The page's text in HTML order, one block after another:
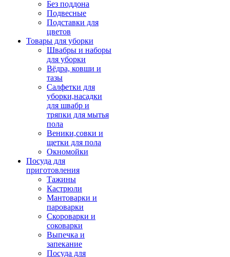
Без поддона
Подвесные
Подставки для
цветов
Товары для уборки
Швабры и наборы
для уборки
Вёдра, ковши и
тазы
Салфетки для
уборки,насадки
для швабр и
тряпки для мытья
пола
Веники,совки и
щетки для пола
Окномойки
Посуда для
приготовления
Тажины
Кастрюли
Мантоварки и
пароварки
Скороварки и
соковарки
Выпечка и
запекание
Посуда для